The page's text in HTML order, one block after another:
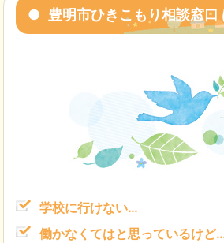
豊明市ひきこもり相談窓口
学校に行けない…
働かなくてはと思っているけど